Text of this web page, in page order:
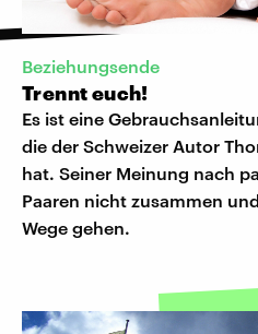
​Beziehungsende
Trennt euch!
Es ist eine
die der Schweizer Autor
hat. Seiner Meinung nach
Paaren nicht zusammen
Wege gehen.